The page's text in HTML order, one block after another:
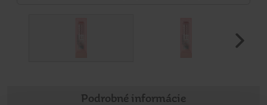
Podrobné informácie